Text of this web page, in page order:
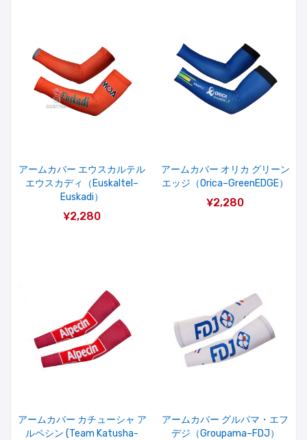
アームカバー エウスカルテル
エウスカディ（Euskaltel–
Euskadi）
¥2,280
アームカバー オリカ グリーン
エッジ（Orica–GreenEDGE）
¥2,280
アームカバー カチューシャ ア
ルペシン (Team Katusha-
アームカバー グルパマ・エフ
デジ（Groupama–FDJ）